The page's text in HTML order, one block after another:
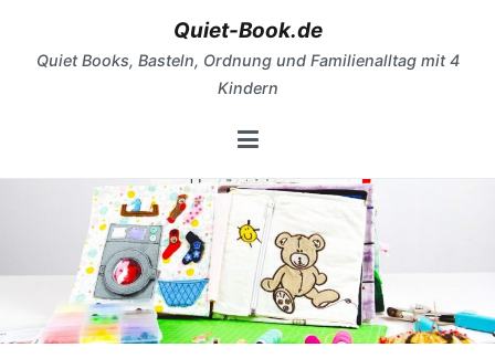
springen
Quiet-Book.de
Quiet Books, Basteln, Ordnung und Familienalltag mit 4
Kindern